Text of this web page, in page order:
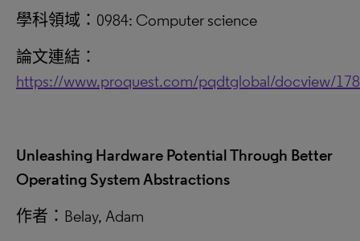
學科領域：0984: Computer science
論文連結：
https://www.proquest.com/pqdtglobal/docview/
Unleashing Hardware Potential Through Better
Operating System Abstractions
作者：Belay, Adam